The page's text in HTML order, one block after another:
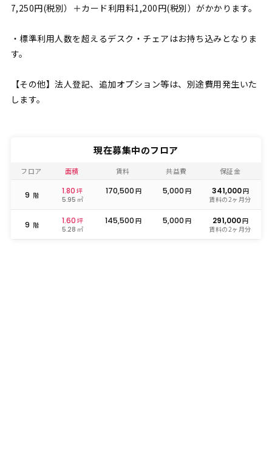
7,250円(税別）＋カード利用料1,200円(税別）がかかります。
・標準利用人数を超えるデスク・チェアはお持ち込みとなりま
す。
【その他】法人登記、追加オプション等は、別途費用発生いた
します。
現在募集中のフロア
フロア 面積 賃料 共益費 保証金
9 階 1.80 坪
5.95 ㎡
170,500 円 5,000 円 341,000円
賃料の2ヶ月分
9 階 1.60 坪
5.28 ㎡
145,500 円 5,000 円 291,000円
賃料の2ヶ月分